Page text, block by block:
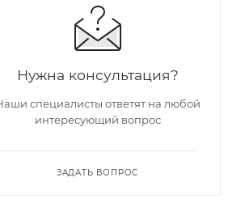
Нужна консультация?
специалисты ответят на любой
интересующий вопрос
ЗАДАТЬ ВОПРОС